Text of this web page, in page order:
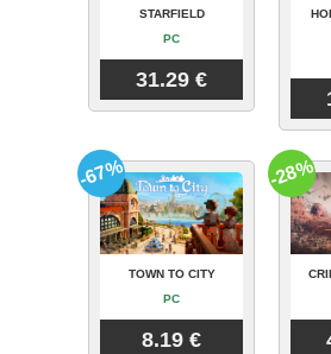
STARFIELD
PC
31.29 €
TOWN TO CITY
PC
8.19 €
-67% -28%